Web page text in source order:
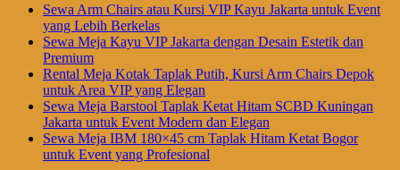
Sewa Arm Chairs atau Kursi VIP Kayu Jakarta untuk Event
yang Lebih Berkelas
Sewa Meja Kayu VIP Jakarta dengan Desain Estetik dan
Premium
Rental Meja Kotak Taplak Putih, Kursi Arm Chairs Depok
untuk Area VIP yang Elegan
Sewa Meja Barstool Taplak Ketat Hitam SCBD Kuningan
Jakarta untuk Event Modern dan Elegan
Sewa Meja IBM 180×45 cm Taplak Hitam Ketat Bogor
untuk Event yang Profesional